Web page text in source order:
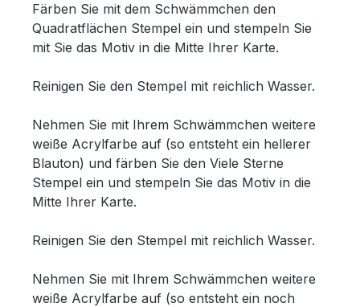
Färben Sie mit dem Schwämmchen den
Quadratflächen Stempel ein und stempeln Sie
mit Sie das Motiv in die Mitte Ihrer Karte.
Reinigen Sie den Stempel mit reichlich Wasser.
Nehmen Sie mit Ihrem Schwämmchen weitere
weiße Acrylfarbe auf (so entsteht ein hellerer
Blauton) und färben Sie den Viele Sterne
Stempel ein und stempeln Sie das Motiv in die
Mitte Ihrer Karte.
Reinigen Sie den Stempel mit reichlich Wasser.
Nehmen Sie mit Ihrem Schwämmchen weitere
weiße Acrylfarbe auf (so entsteht ein noch